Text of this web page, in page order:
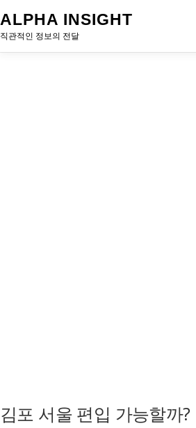
내
용
으
ALPHA INSIGHT
직관적인 정보의 전달
김포 서울 편입 가능할까?